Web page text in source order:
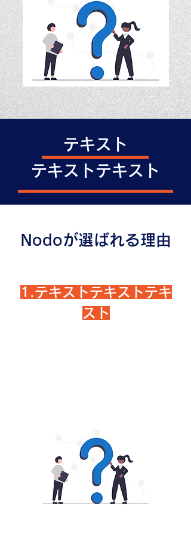
テキスト
テキストテキスト
Nodoが選ばれる理由
1.テキストテキストテキ
スト